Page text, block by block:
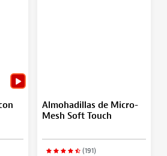
Almohadillas de Micro-
Mesh Soft Touch
(191)